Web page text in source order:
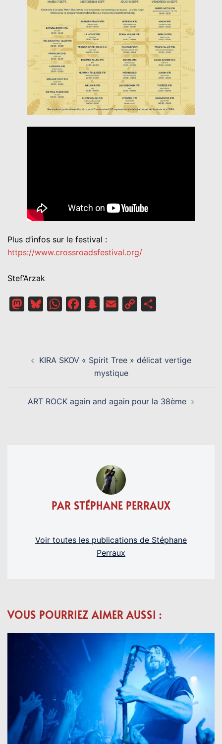
Plus d’infos sur le festival :
https://www.crossroadsfestival.org/
Stef’Arzak
MastodonBlueskyWhatsAppFacebookSnapchat
Email
Copy
D’ARTICLEKIRA SKOV « Spirit Tree » délicat vertige
mystique
ART ROCK again and again pour la 38ème
PAR STÉPHANE PERRAUX
Voir toutes les publications de Stéphane
Perraux
VOUS POURRIEZ AIMER AUSSI :